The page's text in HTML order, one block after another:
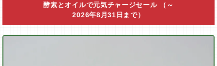
酵素とオイルで元気チャージセール
（～
2026年8月31日まで）